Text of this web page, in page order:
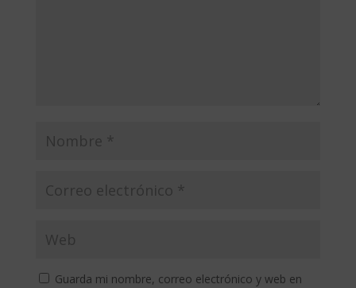
Guarda mi nombre, correo electrónico y web en